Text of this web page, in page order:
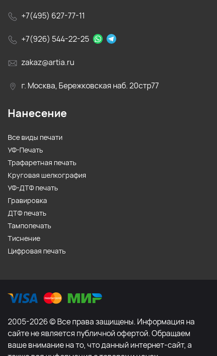
+7(495) 627-77-11
+7(926) 544-22-25
zakaz@artia.ru
г. Москва, Бережковская наб. 20стр77
Нанесение
Все виды печати
УФ-Печать
Трафаретная печать
Круговая шелкография
УФ-ДТФ печать
Гравировка
ДТФ печать
Тампопечать
Тиснение
Цифровая печать
2005-2026 © Все права защищены. Информация на
сайте не является публичной офертой. Обращаем
ваше внимание на то, что данный интернет-сайт, а